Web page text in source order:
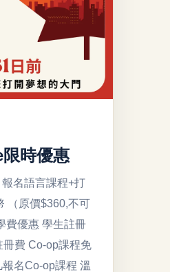
時優惠
名語言課程+打
（原價$360,不可
費優惠 學生註冊
費 Co-op課程免
名Co-op課程 溫